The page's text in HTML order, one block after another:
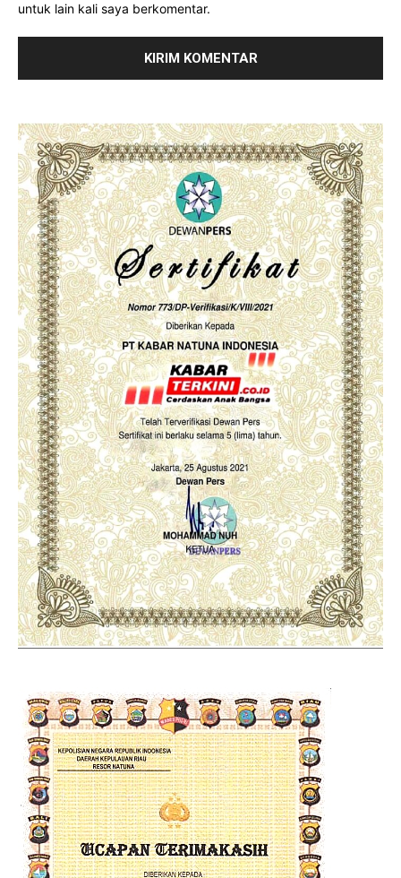
untuk lain kali saya berkomentar.